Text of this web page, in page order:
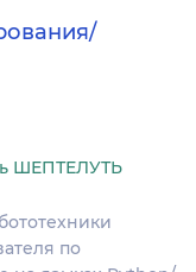
ШЕПТЕЛУТЬ
по